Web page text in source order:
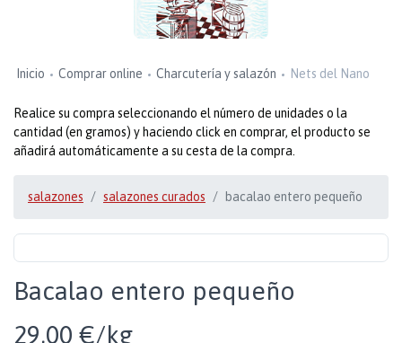
Inicio Comprar online Charcutería y salazón Nets del Nano
Realice su compra seleccionando el número de unidades o la
cantidad (en gramos) y haciendo click en comprar, el producto se
añadirá automáticamente a su cesta de la compra.
salazones salazones curados bacalao entero pequeño
Bacalao entero pequeño
29,00 €/kg